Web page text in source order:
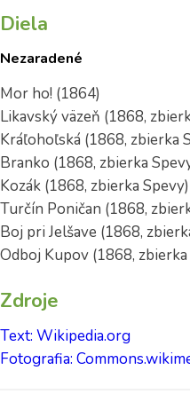
Diela
Nezaradené
Mor ho! (1864)
Likavský väzeň (1868,
Kráľohoľská (1868, zbierka
Branko (1868, zbierka
Kozák (1868, zbierka Spevy)
Turčín Poničan (1868,
Boj pri Jelšave (1868,
Odboj Kupov (1868, zbierka
Zdroje
Text: Wikipedia.org
Fotografia: